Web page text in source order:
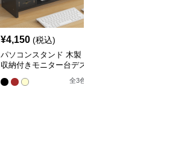
¥4,150 (税込)
パソコンスタンド 木製
収納付きモニター台デス
全3色